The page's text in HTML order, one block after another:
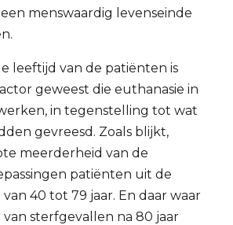
menswaardig levenseinde
leeftijd van de patiënten is
geweest die euthanasie in
in tegenstelling tot wat
gevreesd. Zoals blijkt,
meerderheid van de
patiënten uit de
40 tot 79 jaar. En daar waar
sterfgevallen na 80 jaar